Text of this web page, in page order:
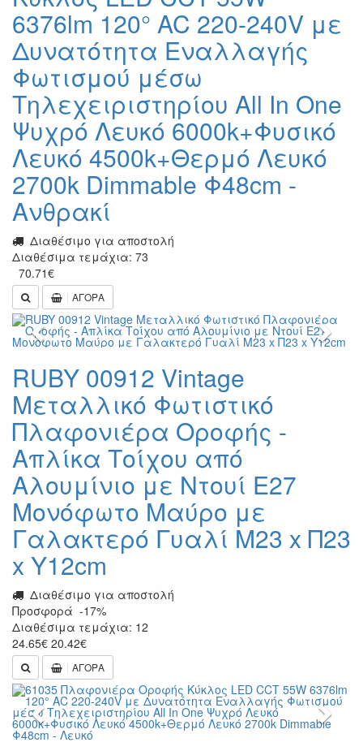
6376lm 120° AC 220-240V με
Δυνατότητα Εναλλαγής
Φωτισμού μέσω
Τηλεχειριστηρίου All In One
Ψυχρό Λευκό 6000k+Φυσικό
Λευκό 4500k+Θερμό Λευκό
2700k Dimmable Φ48cm -
Ανθρακί
Διαθέσιμο για αποστολή
Διαθέσιμα τεμάχια: 73
70.71€
ΑΓΟΡΑ
Previous Next
RUBY 00912 Vintage
Μεταλλικό Φωτιστικό
Πλαφονιέρα Οροφής -
Απλίκα Τοίχου από
Αλουμίνιο με Ντουί E27
Μονόφωτο Μαύρο με
Γαλακτερό Γυαλί Μ23 x Π23
x Υ12cm
Διαθέσιμο για αποστολή
Προσφορά -17%
Διαθέσιμα τεμάχια: 12
24.65€ 20.42€
ΑΓΟΡΑ
Previous Next